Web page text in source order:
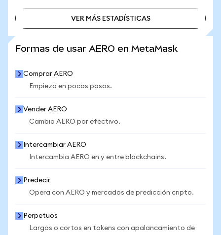
VER MÁS ESTADÍSTICAS
Formas de usar AERO en MetaMask
Comprar AERO
Empieza en pocos pasos.
Vender AERO
Cambia AERO por efectivo.
Intercambiar AERO
Intercambia AERO en y entre blockchains.
Predecir
Opera con AERO y mercados de predicción cripto.
Perpetuos
Largos o cortos en tokens con apalancamiento de